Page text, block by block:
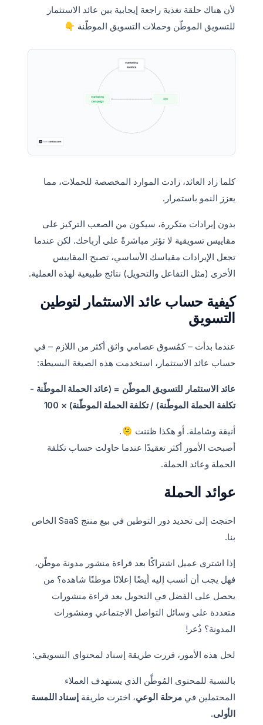
لأن هناك حلقة تغذية راجعة إيجابية بين عائد الاستثمار
للتسويق الموطّن وحملات التسويق الموطّنة 👇
كلما زاد العائد، زادت الموارد المخصصة للحملات، مما
يعزز النمو باستمرار.
بدون إيرادات متكررة، سيكون من الصعب التركيز على
مقاييس تسويقية لا تؤثر مباشرةً على أرباحك. لكن عندما
تجعل الإيرادات مقياسك الأساسي، تصبح المقاييس
الأخرى (مثل التفاعل والتحويل) نتائج طبيعية لهذه العملية.
كيفية حساب عائد الاستثمار لتوطين
التسويق
عندما بدأت – كمُسوق عصامي واثق أكثر من اللازم – في
حساب عائد الاستثمار، استخدمت هذه الصيغة البسيطة:
عائد الاستثمار للتسويق الموطّن = (عائد الحملة الموطّنة -
تكلفة الحملة الموطّنة) / تكلفة الحملة الموطّنة) × 100
أنيقة وشاملة. أو هكذا ظننت 🫠.
أصبحت الأمور أكثر تعقيدًا عندما حاولت حساب تكلفة
الحملة وعائد الحملة.
عوائد الحملة
احتجت إلى تحديد دور التوطين في بيع منتج SaaS الخاص
بنا.
إذا اشترى عميل اشتراكًا بعد قراءة منشور مدونة موطّن،
فهل يجب أن أنسب إليه أيضًا إعلانًا موطنًا شاهده؟ من
يحصل على الفضل في التحويل بعد قراءة منشورات
متعددة على وسائل التواصل الاجتماعي ومنشورات
المدونة؟ ذُعر!
لحل هذه الأمور، قررت طريقة إسناد لمحتواي التسويقي:
بالنسبة للمحتوى المُوطَّن الذي يستهدف العملاء
المحتملين في مرحلة الوعي، اخترت طريقةإسناد اللمسة
الأولى.